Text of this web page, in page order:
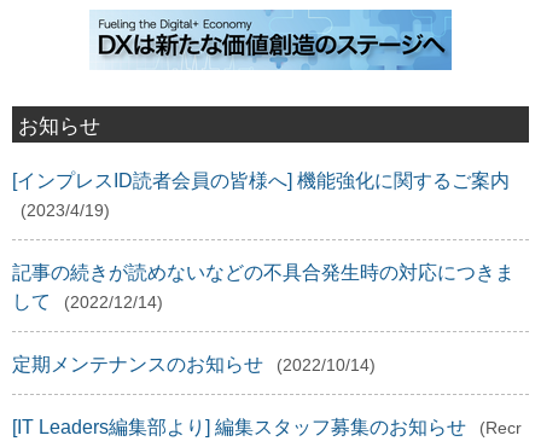
お知らせ
[インプレスID読者会員の皆様へ] 機能強化に関するご案内
(2023/4/19)
記事の続きが読めないなどの不具合発生時の対応につきま
して
(2022/12/14)
定期メンテナンスのお知らせ (2022/10/14)
[IT Leaders編集部より] 編集スタッフ募集のお知らせ
(Recr